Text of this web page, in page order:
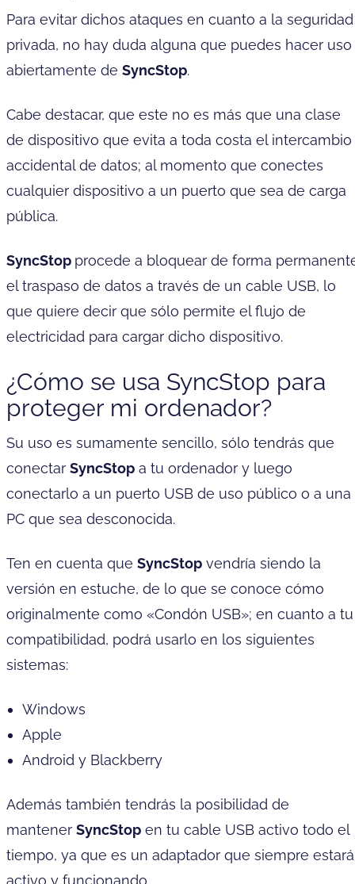
Para evitar dichos ataques en cuanto a la seguridad
privada, no hay duda alguna que puedes hacer uso
abiertamente de SyncStop.
Cabe destacar, que este no es más que una clase
de dispositivo que evita a toda costa el intercambio
accidental de datos; al momento que conectes
cualquier dispositivo a un puerto que sea de carga
pública.
SyncStop procede a bloquear de forma
el traspaso de datos a través de un cable USB, lo
que quiere decir que sólo permite el flujo de
electricidad para cargar dicho dispositivo.
¿Cómo se usa SyncStop para
proteger mi ordenador?
Su uso es sumamente sencillo, sólo tendrás que
conectar SyncStop a tu ordenador y luego
conectarlo a un puerto USB de uso público o a una
PC que sea desconocida.
Ten en cuenta que SyncStop vendría siendo la
versión en estuche, de lo que se conoce cómo
originalmente como «Condón USB»; en cuanto a tu
compatibilidad, podrá usarlo en los siguientes
sistemas:
Windows
Apple
Android y Blackberry
Además también tendrás la posibilidad de
mantener SyncStop en tu cable USB activo todo el
tiempo, ya que es un adaptador que siempre estará
activo y funcionando.